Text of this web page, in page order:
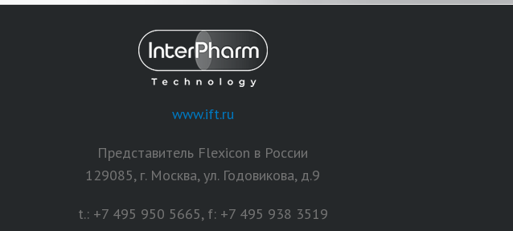
www.ift.ru
Представитель Flexicon в России
129085, г. Москва, ул. Годовикова, д.9
t.: +7 495 950 5665, f: +7 495 938 3519